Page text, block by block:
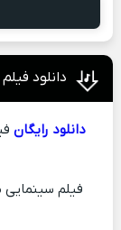
دانلود
دانلود رایگان